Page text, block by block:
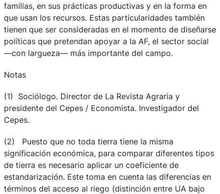
familias, en sus prácticas productivas y en la forma en
que usan los recursos. Estas particularidades también
tienen que ser consideradas en el momento de diseñarse
políticas que pretendan apoyar a la AF, el sector social
—con largueza— más importante del campo.
Notas
(1) Sociólogo. Director de La Revista Agraria y
presidente del Cepes / Economista. Investigador del
Cepes.
(2) Puesto que no toda tierra tiene la misma
significación económica, para comparar diferentes tipos
de tierra es necesario aplicar un coeficiente de
estandarización. Este toma en cuenta las diferencias en
términos del acceso al riego (distinción entre UA bajo